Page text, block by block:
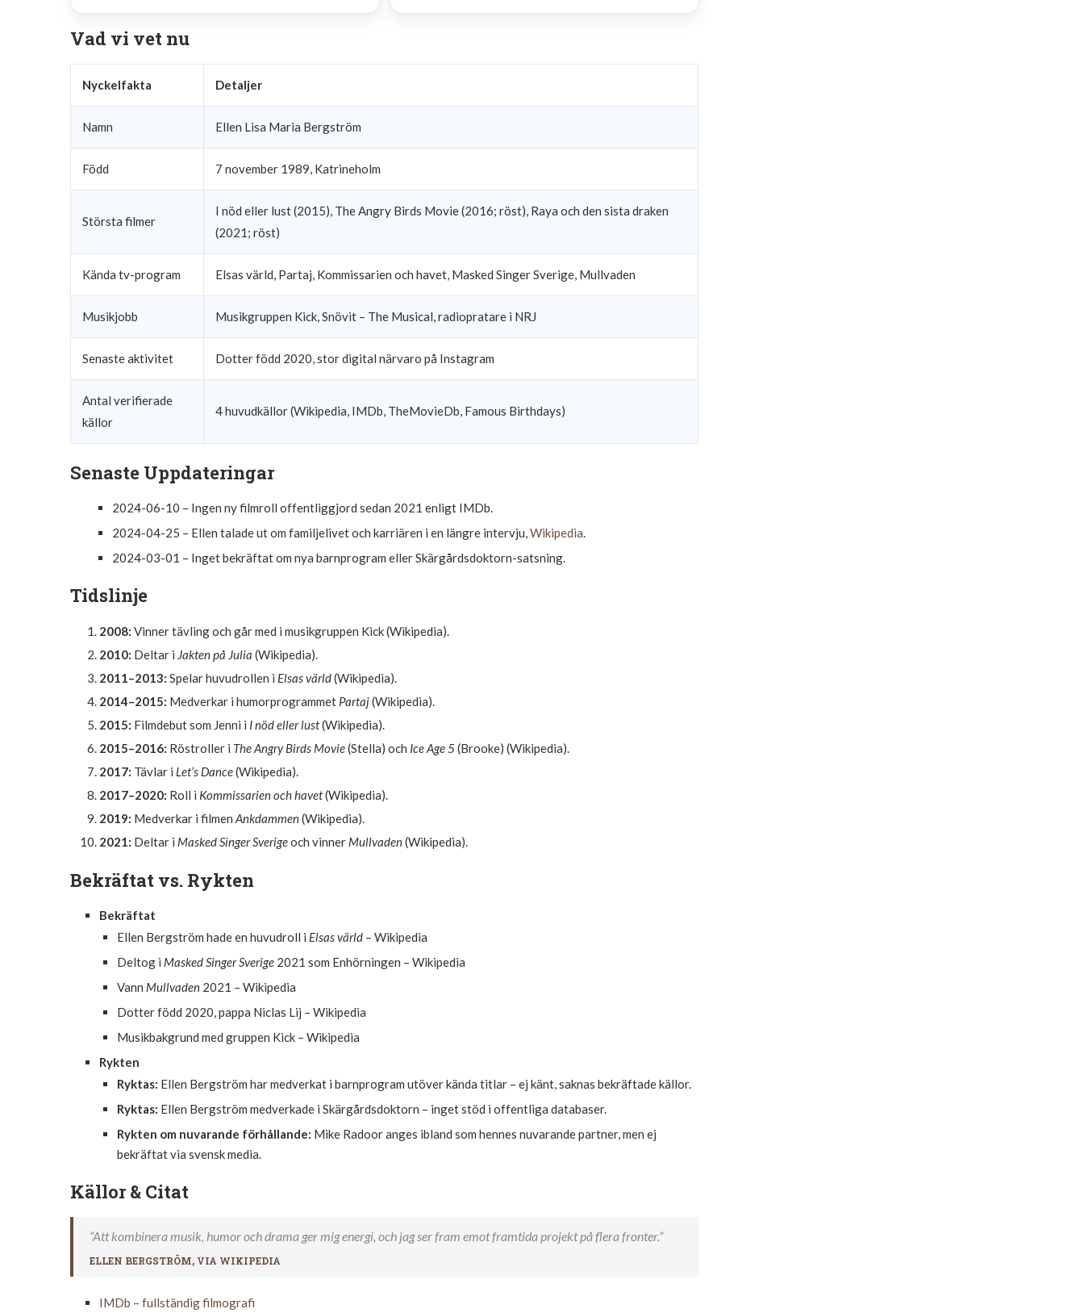
Vad vi vet nu
Nyckelfakta Detaljer
Namn Ellen Lisa Maria Bergström
Född 7 november 1989, Katrineholm
Största filmer
I nöd eller lust (2015), The Angry Birds Movie (2016; röst), Raya och den sista draken
(2021; röst)
Kända tv-program Elsas värld, Partaj, Kommissarien och havet, Masked Singer Sverige, Mullvaden
Musikjobb Musikgruppen Kick, Snövit – The Musical, radiopratare i NRJ
Senaste aktivitet Dotter född 2020, stor digital närvaro på Instagram
Antal verifierade
källor
4 huvudkällor (Wikipedia, IMDb, TheMovieDb, Famous Birthdays)
Senaste Uppdateringar
2024-06-10 – Ingen ny filmroll offentliggjord sedan 2021 enligt IMDb.
2024-04-25 – Ellen talade ut om familjelivet och karriären i en längre intervju,Wikipedia.
2024-03-01 – Inget bekräftat om nya barnprogram eller Skärgårdsdoktorn-satsning.
Tidslinje
2008: Vinner tävling och går med i musikgruppen Kick (Wikipedia).
2010: Deltar i Jakten på Julia (Wikipedia).
2011–2013: Spelar huvudrollen i Elsas värld(Wikipedia).
2014–2015: Medverkar i humorprogrammet Partaj(Wikipedia).
2015: Filmdebut som Jenni i I nöd eller lust(Wikipedia).
2015–2016: Röstroller i The Angry Birds Movie(Stella) och Ice Age 5 (Brooke) (Wikipedia).
2017: Tävlar i Let’s Dance(Wikipedia).
2017–2020: Roll i Kommissarien och havet(Wikipedia).
2019: Medverkar i filmen Ankdammen(Wikipedia).
2021: Deltar i Masked Singer Sverigeoch vinner Mullvaden(Wikipedia).
Bekräftat vs. Rykten
Bekräftat
Ellen Bergström hade en huvudroll i Elsas värld – Wikipedia
Deltog i Masked Singer Sverige 2021 som Enhörningen – Wikipedia
Vann Mullvaden 2021 – Wikipedia
Dotter född 2020, pappa Niclas Lij – Wikipedia
Musikbakgrund med gruppen Kick – Wikipedia
Rykten
Ryktas: Ellen Bergström har medverkat i barnprogram utöver kända titlar – ej känt, saknas bekräftade källor.
Ryktas: Ellen Bergström medverkade i Skärgårdsdoktorn – inget stöd i offentliga databaser.
Rykten om nuvarande förhållande: Mike Radoor anges ibland som hennes nuvarande partner, men ej
bekräftat via svensk media.
Källor & Citat
“Att kombinera musik, humor och drama ger mig energi, och jag ser fram emot framtida projekt på flera fronter.”
ELLEN BERGSTRÖM, VIA WIKIPEDIA
IMDb – fullständig filmografi